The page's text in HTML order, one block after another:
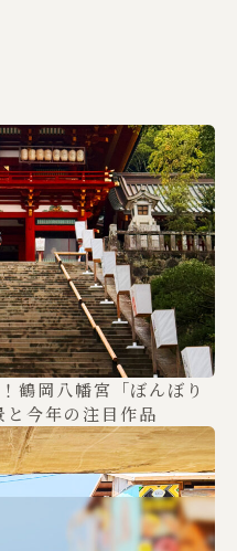
鶴岡八幡宮「ぼんぼり
今年の注目作品